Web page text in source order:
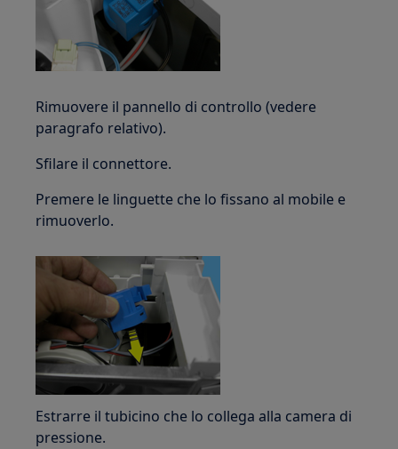
Rimuovere il pannello di controllo (vedere
paragrafo relativo).
Sfilare il connettore.
Premere le linguette che lo fissano al mobile e
rimuoverlo.
Estrarre il tubicino che lo collega alla camera di
pressione.